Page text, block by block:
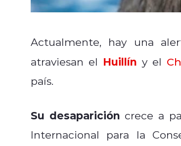
Actualmente, hay una
atraviesan el Huillín y el
país.
Su desaparición crece a
Internacional para la